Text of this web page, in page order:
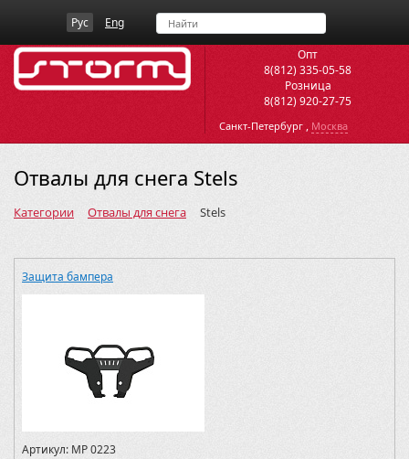
Рус Eng
Опт
8(812) 335-05-58
Розница
8(812) 920-27-75
Санкт-Петербург , Москва
Отвалы для снега Stels
Категории Отвалы для снега Stels
Защита бампера
Артикул: MP 0223